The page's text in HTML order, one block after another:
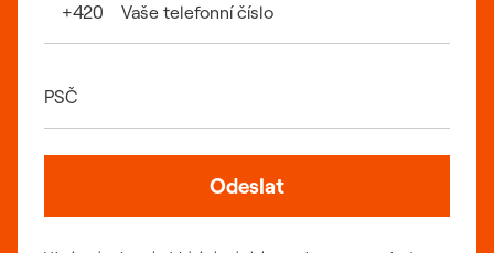
+420
Odeslat